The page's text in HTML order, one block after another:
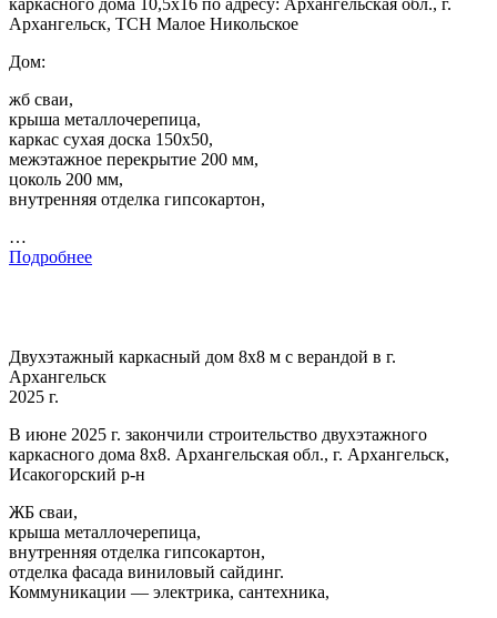
каркасного дома 10,5х16 по адресу: Архангельская обл., г.
Архангельск, ТСН Малое Никольское
Дом:
жб сваи,
крыша металлочерепица,
каркас сухая доска 150х50,
межэтажное перекрытие 200 мм,
цоколь 200 мм,
внутренняя отделка гипсокартон,
…
Подробнее
Двухэтажный каркасный дом 8х8 м с верандой в г.
Архангельск
2025 г.
В июне 2025 г. закончили строительство двухэтажного
каркасного дома 8х8. Архангельская обл., г. Архангельск,
Исакогорский р-н
ЖБ сваи,
крыша металлочерепица,
внутренняя отделка гипсокартон,
отделка фасада виниловый сайдинг.
Коммуникации — электрика, сантехника,